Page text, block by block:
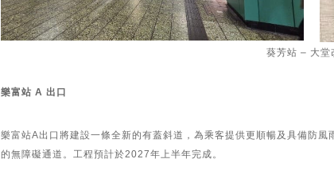
葵芳站 – 大堂
樂富站 A 出口
樂富站A出口將建設一條全新的有蓋斜道，為乘客提供更順暢及具備防
的無障礙通道。工程預計於2027年上半年完成。